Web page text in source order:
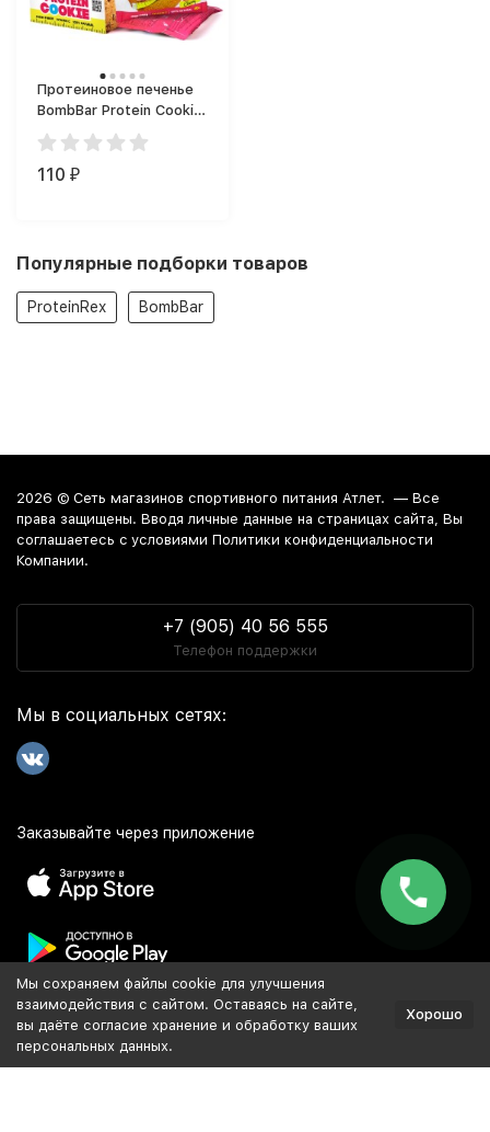
Протеиновое печенье
BombBar Protein Cookie
(40 г)
110 ₽
Популярные подборки товаров
ProteinRex BombBar
2026 © Сеть магазинов спортивного питания Атлет. — Все
права защищены. Вводя личные данные на страницах сайта, Вы
соглашаетесь c условиями Политики конфиденциальности
Компании.
+7 (905) 40 56 555
Телефон поддержки
Мы в социальных сетях:
Заказывайте через приложение
Популярное
Мы сохраняем файлы cookie для улучшения
взаимодействия с сайтом. Оставаясь на сайте,
вы даёте согласие хранение и обработку ваших
персональных данных.
Хорошо